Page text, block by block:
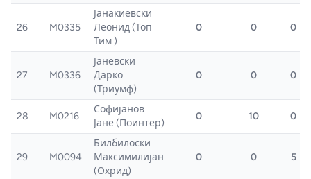
26 M0335
Јанакиевски
Леонид (Топ
Тим )
0 0 0
27 M0336
Јаневски
Дарко
(Триумф)
0 0 0
28 M0216
Софијанов
Јане (Поинтер)
0 10 0
29 M0094
Билбилоски
Максимилијан
(Охрид)
0 0 5